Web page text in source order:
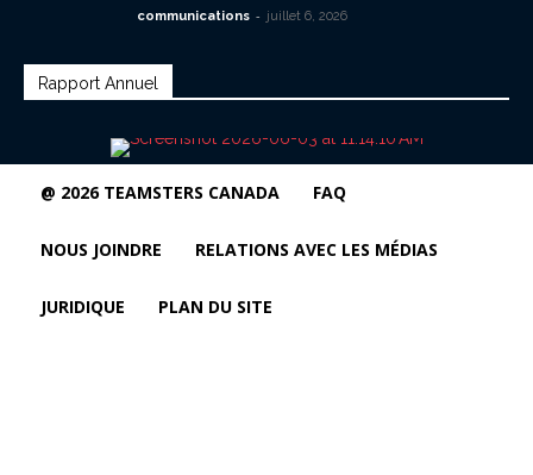
communications - juillet 6, 2026
Rapport Annuel
@ 2026 TEAMSTERS CANADA FAQ
NOUS JOINDRE RELATIONS AVEC LES MÉDIAS
JURIDIQUE PLAN DU SITE